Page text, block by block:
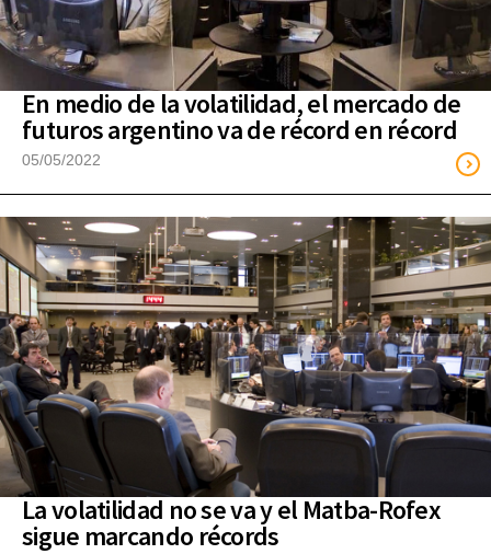
En medio de la volatilidad, el mercado de
futuros argentino va de récord en récord
05/05/2022
La volatilidad no se va y el Matba-Rofex
sigue marcando récords